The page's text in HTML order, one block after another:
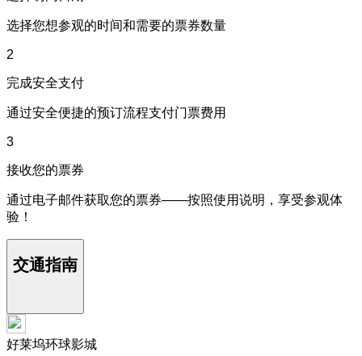
选择您想参观的时间和需要的票券数量
2
完成安全支付
通过安全便捷的预订流程支付门票费用
3
接收您的票券
通过电子邮件获取您的票券——按照使用说明，享受参观体
验！
交通指南
好莱坞环球影城